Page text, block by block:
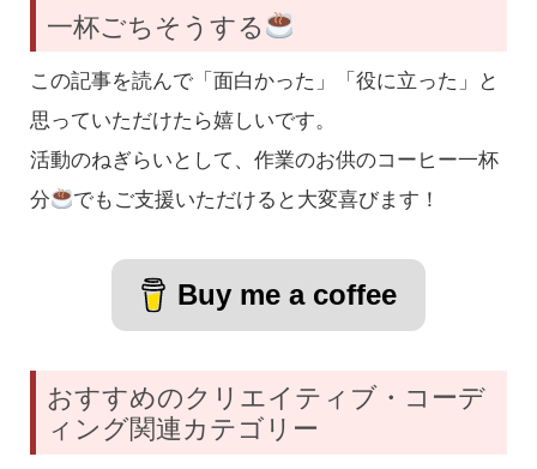
一杯ごちそうする
この記事を読んで「面白かった」「役に立った」と
思っていただけたら嬉しいです。
活動のねぎらいとして、作業のお供のコーヒー一杯
分
でもご支援いただけると大変喜びます！
Buy me a coffee
おすすめのクリエイティブ・コーデ
ィング関連カテゴリー